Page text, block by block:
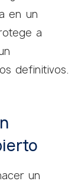
en un
a
definitivos.
un